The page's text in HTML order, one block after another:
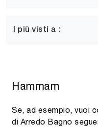
I più visti a :
Hammam
Se, ad esempio, vuoi
di Arredo Bagno